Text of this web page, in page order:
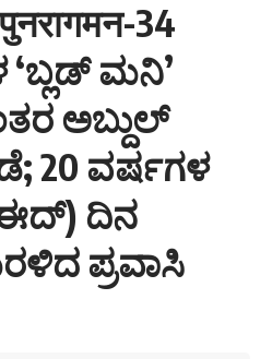
34
ಮನಿ’
ಅಬ್ದುಲ್
20 ವರ್ಷಗಳ
ದಿನ
ಪ್ರವಾಸಿ